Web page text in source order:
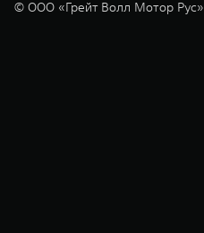
© ООО «Грейт Волл Мотор Рус»